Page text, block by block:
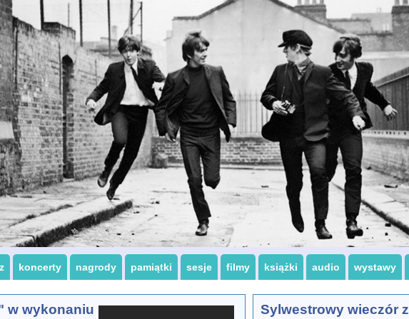
koncerty nagrody pamiątki sesje filmy książki audio wystawy
w wykonaniu
Sylwestrowy wieczór z